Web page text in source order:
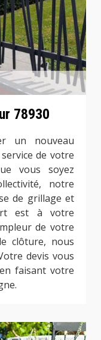
78930
un nouveau
de votre
vous soyez
notre
de grillage et
est à votre
de votre
clôture, nous
devis vous
faisant votre